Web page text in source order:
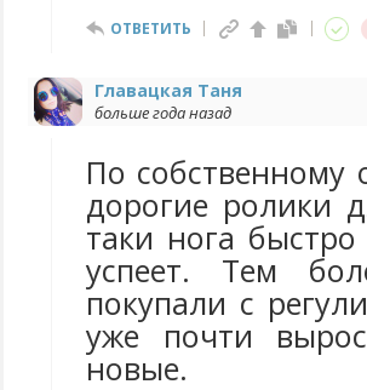
ОТВЕТИТЬ
Главацкая Таня
больше года назад
По собственному
дорогие ролики
таки нога
успеет. Тем
покупали с
уже почти
новые.